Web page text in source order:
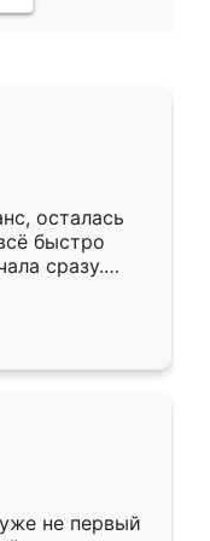
осталась
быстро
сразу.
подошёл к
Собрали
даже
не первый